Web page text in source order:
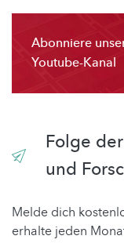
Abonniere
Youtube-Kanal
Folge
und
Melde dich
erhalte jeden